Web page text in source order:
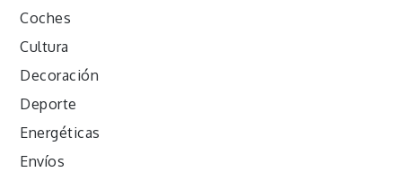
Coches
Cultura
Decoración
Deporte
Energéticas
Envíos